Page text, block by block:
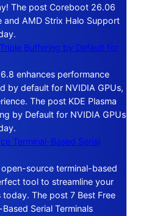
The post Coreboot 26.06
and AMD Strix Halo Support
Buffering by Default for
enhances performance
by default for NVIDIA GPUs,
The post KDE Plasma
by Default for NVIDIA GPUs
Terminal-Based Serial
source terminal-based
tool to streamline your
The post 7 Best Free
Serial Terminals